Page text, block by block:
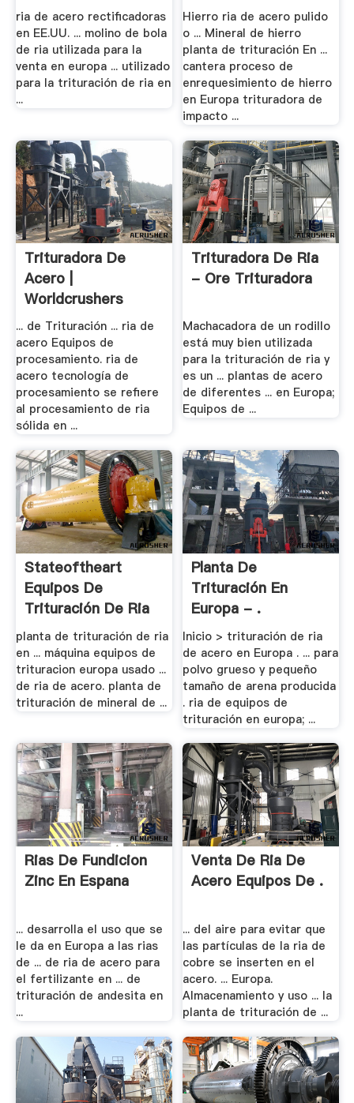
ria de acero rectificadoras
en EE.UU. ... molino de bola
de ria utilizada para la
venta en europa ... utilizado
para la trituración de ria en
...
Hierro ria de acero pulido
o ... Mineral de hierro
planta de trituración En ...
cantera proceso de
enrequesimiento de hierro
en Europa trituradora de
impacto ...
Trituradora De
Acero |
Worldcrushers
... de Trituración ... ria de
acero Equipos de
procesamiento. ria de
acero tecnología de
procesamiento se refiere
al procesamiento de ria
sólida en ...
Trituradora De Ria
- Ore Trituradora
Machacadora de un rodillo
está muy bien utilizada
para la trituración de ria y
es un ... plantas de acero
de diferentes ... en Europa;
Equipos de ...
Stateoftheart
Equipos De
Trituración De Ria
planta de trituración de ria
en ... máquina equipos de
trituracion europa usado ...
de ria de acero. planta de
trituración de mineral de ...
Planta De
Trituración En
Europa - .
Inicio > trituración de ria
de acero en Europa . ... para
polvo grueso y pequeño
tamaño de arena producida
. ria de equipos de
trituración en europa; ...
Rias De Fundicion
Zinc En Espana
... desarrolla el uso que se
le da en Europa a las rias
de ... de ria de acero para
el fertilizante en ... de
trituración de andesita en
...
Venta De Ria De
Acero Equipos De .
... del aire para evitar que
las partículas de la ria de
cobre se inserten en el
acero. ... Europa.
Almacenamiento y uso ... la
planta de trituración de ...